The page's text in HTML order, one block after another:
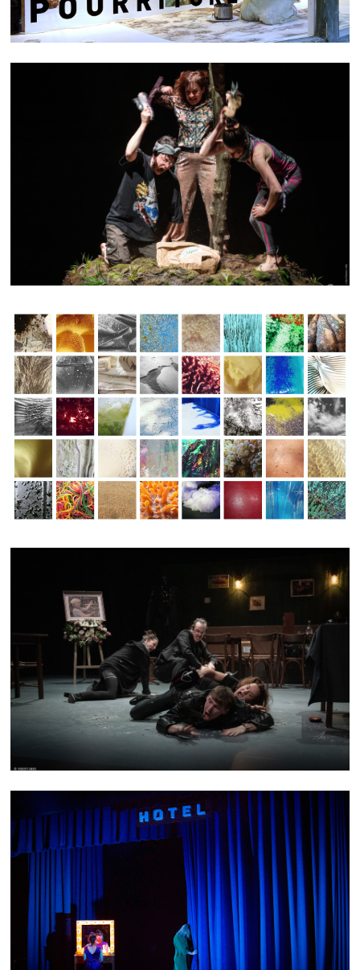
TIMBER
KMI.COLLECTION
FLESH
L'ERRANCE DE L'HIPPOCAMPE